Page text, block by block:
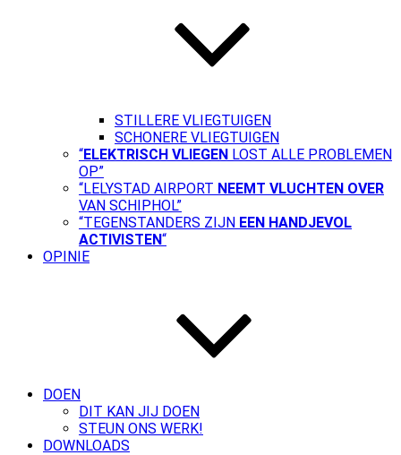
STILLERE VLIEGTUIGEN
SCHONERE VLIEGTUIGEN
“ELEKTRISCH VLIEGEN LOST ALLE PROBLEMEN
OP”
“LELYSTAD AIRPORT NEEMT VLUCHTEN OVER
VAN SCHIPHOL”
“TEGENSTANDERS ZIJN EEN HANDJEVOL
ACTIVISTEN“
OPINIE
DOEN
DIT KAN JIJ DOEN
STEUN ONS WERK!
DOWNLOADS